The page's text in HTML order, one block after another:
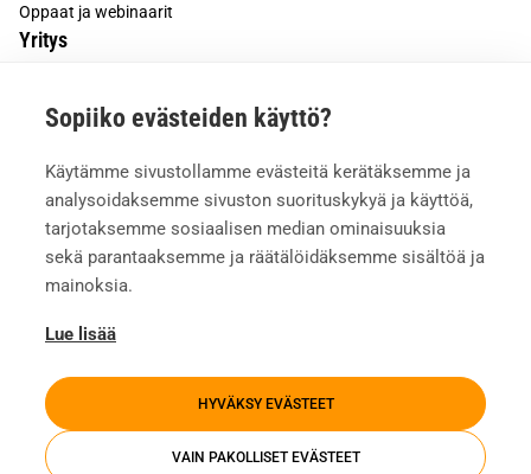
Sopiiko evästeiden käyttö?
Käytämme sivustollamme evästeitä kerätäksemme ja
analysoidaksemme sivuston suorituskykyä ja käyttöä,
tarjotaksemme sosiaalisen median ominaisuuksia
sekä parantaaksemme ja räätälöidäksemme sisältöä ja
mainoksia.
Lue lisää
HYVÄKSY EVÄSTEET
VAIN PAKOLLISET EVÄSTEET
Oppaat ja webinaarit
Yritys
Asiakkaiden kokemuksia
Yhteystiedot
Mediapankki